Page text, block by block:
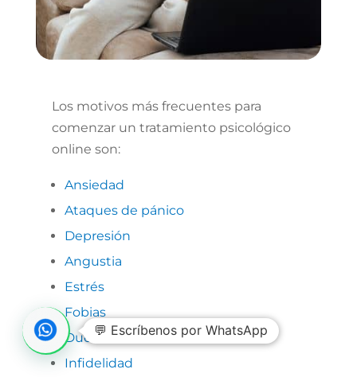
Los motivos más frecuentes para
comenzar un tratamiento psicológico
online son:
Ansiedad
Ataques de pánico
Depresión
Angustia
Estrés
Fobias
Duelos
Infidelidad
💬 Escríbenos por WhatsApp